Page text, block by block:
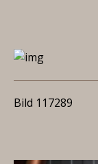
Bild 117289